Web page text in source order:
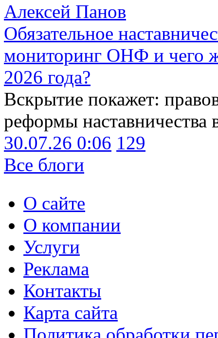
Алексей Панов
Обязательное
мониторинг ОНФ и чего
2026 года?
Вскрытие покажет:
реформы наставничества
30.07.26 0:06 129
Все блоги
О сайте
О компании
Услуги
Реклама
Контакты
Карта сайта